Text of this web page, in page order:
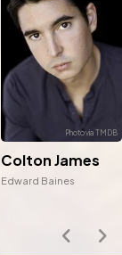
Colton James
Edward Baines